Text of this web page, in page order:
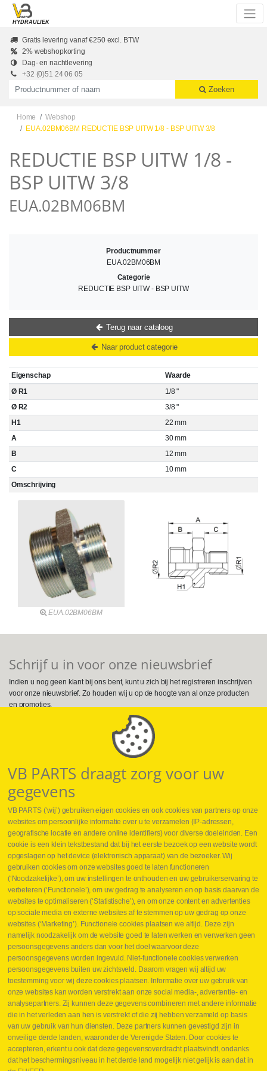
Skip to main content
HYDRAULIEK
Gratis levering vanaf €250 excl. BTW
2% webshopkorting
Dag- en nachtlevering
+32 (0)51 24 06 05
Productnummer of naam
Zoeken
Home
Webshop
EUA.02BM06BM REDUCTIE BSP UITW 1/8 - BSP UITW 3/8
REDUCTIE BSP UITW 1/8 -
BSP UITW 3/8
EUA.02BM06BM
Eigenschap
Waarde
Ø R1
1/8 "
Ø R2
3/8 "
H1
22 mm
A
30 mm
B
12 mm
C
10 mm
Omschrijving
EUA.02BM06BM
Productnummer
EUA.02BM06BM
Categorie
REDUCTIE BSP UITW - BSP UITW
Terug naar cataloog
Naar product categorie
Schrijf u in voor onze nieuwsbrief
Indien u nog geen klant bij ons bent, kunt u zich bij het registreren inschrijven
voor onze nieuwsbrief. Zo houden wij u op de hoogte van al onze producten
en promoties.
Volg ons op Social Media
Webshop
Nieuws
Jobs
Contact
Leveringen
Drukcontrole set
Persmaten
Herstellen cilinders
Hoe opmeten?
Hydrogroepen
Hydraulische slangen
Contact VB Parts
Abraham Hansstraat 7 ,B-8800 Roeselare
Tel. +32 (0)51 24 06 05
E-mail info@vbparts.be
⏳ Laatste maand Webtec-promotie!
VB PARTS draagt zorg voor uw
gegevens
VB PARTS (‘wij’) gebruiken eigen cookies en ook cookies van partners op onze
websites om persoonlijke informatie over u te verzamelen (IP-adressen,
geografische locatie en andere online identifiers) voor diverse doeleinden. Een
cookie is een klein tekstbestand dat bij het eerste bezoek op een website wordt
opgeslagen op het device (elektronisch apparaat) van de bezoeker. Wij
gebruiken cookies om onze websites goed te laten functioneren
(‘Noodzakelijke’), om uw instellingen te onthouden en uw gebruikerservaring te
verbeteren (‘Functionele’), om uw gedrag te analyseren en op basis daarvan de
websites te optimaliseren (‘Statistische’), en om onze content en advertenties
op sociale media en externe websites af te stemmen op uw gedrag op onze
websites (‘Marketing’). Functionele cookies plaatsen we altijd. Deze zijn
namelijk noodzakelijk om de website goed te laten werken en verwerken geen
persoonsgegevens anders dan voor het doel waarvoor deze
persoonsgegevens worden ingevuld. Niet-functionele cookies verwerken
persoonsgegevens buiten uw zichtsveld. Daarom vragen wij altijd uw
toestemming voor wij deze cookies plaatsen. Informatie over uw gebruik van
onze websites kan worden verstrekt aan onze social media-, advertentie- en
analysepartners. Zij kunnen deze gegevens combineren met andere informatie
die in het verleden aan hen is verstrekt of die zij hebben verzameld op basis
van uw gebruik van hun diensten. Deze partners kunnen gevestigd zijn in
onveilige derde landen, waaronder de Verenigde Staten. Door cookies te
accepteren, erkent u ook dat deze gegevensoverdracht plaatsvindt, ondanks
dat het beschermingsniveau in het derde land mogelijk niet gelijk is aan dat in